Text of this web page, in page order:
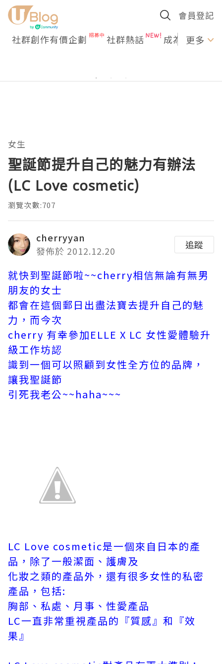
會員登記
社群創作有價企劃 社群熱話 成為U更多
女生
聖誕節提升自己的魅力有辦法
(LC Love cosmetic)
瀏覽次數:707
cherryyan
發佈於 2012.12.20
追蹤
就快到聖誕節啦~~cherry相信無論有無男
朋友的女士
都會在這個郵日出盡法寶去提升自己的魅
力，而今次
cherry 有幸參加ELLE X LC 女性愛體驗升
級工作坊認
識到一個可以照顧到女性全方位的品牌，
讓我聖誕節
引死我老公~~haha~~~
LC Love cosmetic是一個來自日本的產
品，除了一般潔面、護膚及
化妝之類的產品外，還有很多女性的私密
產品，包括:
胸部、私處、月事、性愛產品
LC一直非常重視產品的『質感』和『效
果』